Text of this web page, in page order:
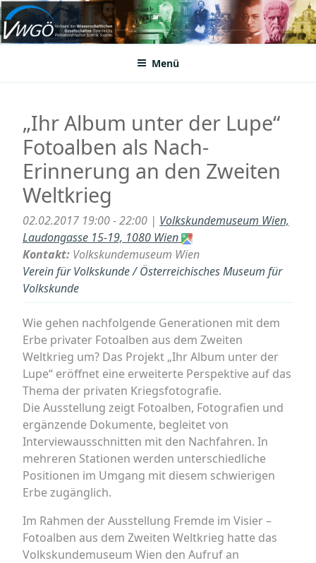
Zum
Inhalt
springenVWGÖ
Federation of Austrian Scientific Societies
Menü
„Ihr Album unter der Lupe“
Fotoalben als Nach-
Erinnerung an den Zweiten
Weltkrieg
02.02.2017 19:00 - 22:00 | Volkskundemuseum Wien,
Laudongasse 15-19, 1080 Wien
Kontakt: Volkskundemuseum Wien
Verein für Volkskunde / Österreichisches Museum für
Volkskunde
Wie gehen nachfolgende Generationen mit dem
Erbe privater Fotoalben aus dem Zweiten
Weltkrieg um? Das Projekt „Ihr Album unter der
Lupe“ eröffnet eine erweiterte Perspektive auf das
Thema der privaten Kriegsfotografie.
Die Ausstellung zeigt Fotoalben, Fotografien und
ergänzende Dokumente, begleitet von
Interviewausschnitten mit den Nachfahren. In
mehreren Stationen werden unterschiedliche
Positionen im Umgang mit diesem schwierigen
Erbe zugänglich.
Im Rahmen der Ausstellung Fremde im Visier –
Fotoalben aus dem Zweiten Weltkrieg hatte das
Volkskundemuseum Wien den Aufruf an